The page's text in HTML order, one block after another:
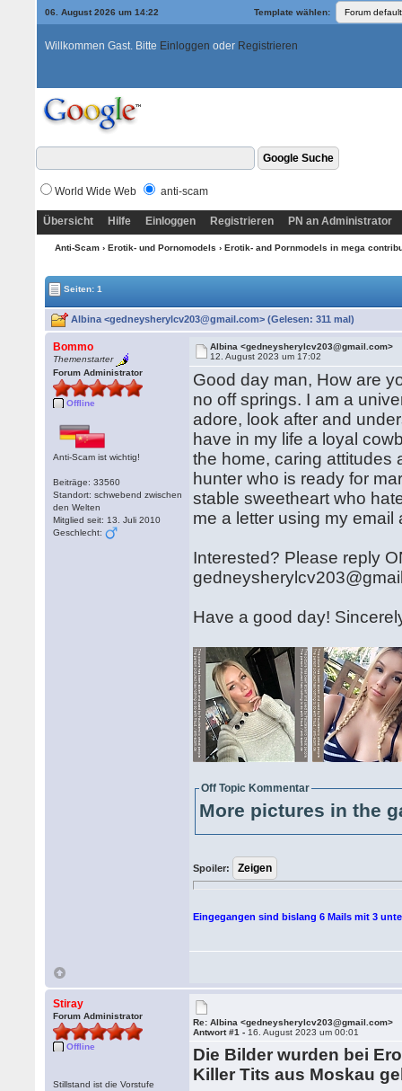
06. August 2026 um 14:22 Template wählen:
Willkommen Gast. Bitte Einloggen oder Registrieren
World Wide Web anti-scam
Übersicht Hilfe Einloggen Registrieren PN an Administrator
Anti-Scam› Erotik- und Pornomodels › Erotik- and Pornmodels in mega
Seiten: 1
Albina <gedneysherylcv203@gmail.com> (Gelesen: 311 mal)
Bommo
Themenstarter
Forum Administrator
Offline
Anti-Scam ist wichtig!
Beiträge: 33560
Standort: schwebend zwischen
den Welten
Mitglied seit: 13. Juli 2010
Geschlecht:
Albina <gedneysherylcv203@gmail.com>
12. August 2023 um 17:02
Good day man, How are
no off springs. I am a
adore, look after and
have in my life a loyal
the home, caring attitudes
hunter who is ready for
stable sweetheart who
me a letter using my email
Interested? Please reply
Have a good day!
Off Topic Kommentar
More pictures in the
Spoiler:
Eingegangen sind bislang 6 Mails mit 3
Stiray
Forum Administrator
Offline
Stillstand ist die Vorstufe
Re: Albina <gedneysherylcv203@gmail.com>
Antwort #1 - 16. August 2023 um 00:01
Die Bilder wurden bei
Killer Tits aus Moskau